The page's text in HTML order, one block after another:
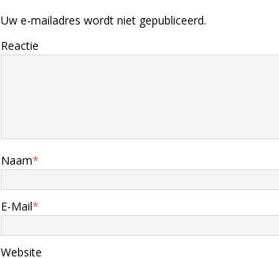
Uw e-mailadres wordt niet gepubliceerd.
Reactie
Naam*
E-Mail*
Website